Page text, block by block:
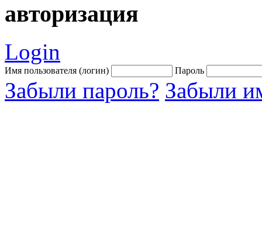
авторизация
Login
Имя пользователя (логин) Пароль
Забыли пароль? Забыли